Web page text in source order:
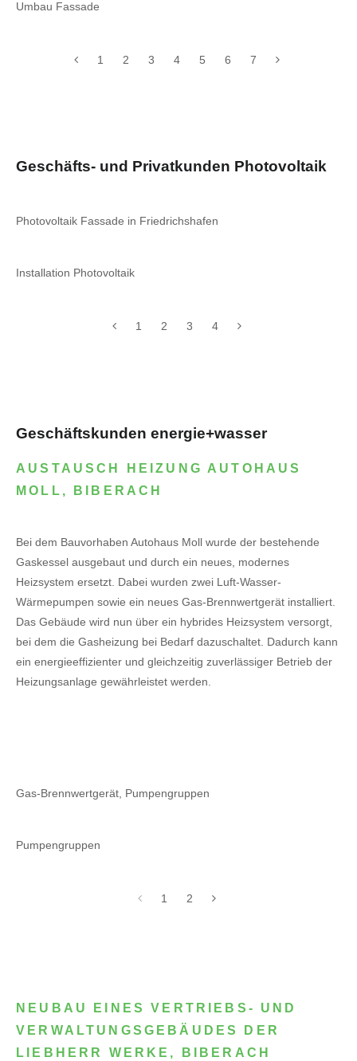
Umbau Fassade
1 2 3 4 5 6 7
Geschäfts- und Privatkunden Photovoltaik
Photovoltaik Fassade in Friedrichshafen
Installation Photovoltaik
1 2 3 4
Geschäftskunden energie+wasser
AUSTAUSCH HEIZUNG AUTOHAUS
MOLL, BIBERACH
Bei dem Bauvorhaben Autohaus Moll wurde der bestehende
Gaskessel ausgebaut und durch ein neues, modernes
Heizsystem ersetzt. Dabei wurden zwei Luft-Wasser-
Wärmepumpen sowie ein neues Gas-Brennwertgerät installiert.
Das Gebäude wird nun über ein hybrides Heizsystem versorgt,
bei dem die Gasheizung bei Bedarf dazuschaltet. Dadurch kann
ein energieeffizienter und gleichzeitig zuverlässiger Betrieb der
Heizungsanlage gewährleistet werden.
Gas-Brennwertgerät, Pumpengruppen
Pumpengruppen
1 2
NEUBAU EINES VERTRIEBS- UND
VERWALTUNGSGEBÄUDES DER
LIEBHERR WERKE, BIBERACH